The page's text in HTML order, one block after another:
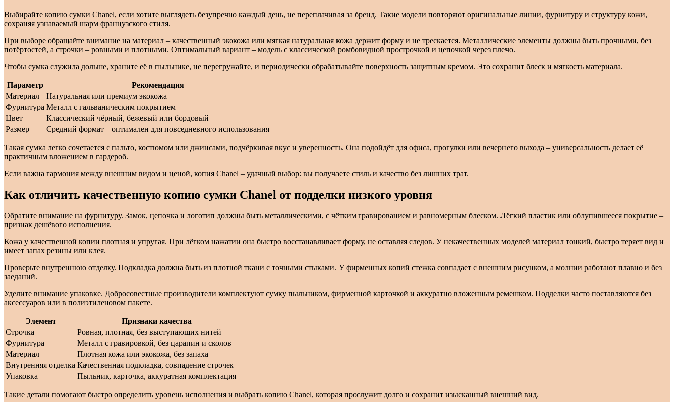
Выбирайте копию сумки Chanel, если хотите выглядеть безупречно каждый день, не переплачивая за бренд. Такие модели повторяют оригинальные линии, фурнитуру и структуру кожи,
сохраняя узнаваемый шарм французского стиля.
При выборе обращайте внимание на материал – качественный экокожа или мягкая натуральная кожа держит форму и не трескается. Металлические элементы должны быть прочными, без
потёртостей, а строчки – ровными и плотными. Оптимальный вариант – модель с классической ромбовидной прострочкой и цепочкой через плечо.
Чтобы сумка служила дольше, храните её в пыльнике, не перегружайте, и периодически обрабатывайте поверхность защитным кремом. Это сохранит блеск и мягкость материала.
Параметр
Рекомендация
Материал
Натуральная или премиум экокожа
Фурнитура Металл с гальваническим покрытием
Цвет
Классический чёрный, бежевый или бордовый
Размер
Средний формат – оптимален для повседневного использования
Такая сумка легко сочетается с пальто, костюмом или джинсами, подчёркивая вкус и уверенность. Она подойдёт для офиса, прогулки или вечернего выхода – универсальность делает её
практичным вложением в гардероб.
Если важна гармония между внешним видом и ценой, копия Chanel – удачный выбор: вы получаете стиль и качество без лишних трат.
Как отличить качественную копию сумки Chanel от подделки низкого уровня
Обратите внимание на фурнитуру. Замок, цепочка и логотип должны быть металлическими, с чётким гравированием и равномерным блеском. Лёгкий пластик или облупившееся покрытие –
признак дешёвого исполнения.
Кожа у качественной копии плотная и упругая. При лёгком нажатии она быстро восстанавливает форму, не оставляя следов. У некачественных моделей материал тонкий, быстро теряет вид и
имеет запах резины или клея.
Проверьте внутреннюю отделку. Подкладка должна быть из плотной ткани с точными стыками. У фирменных копий стежка совпадает с внешним рисунком, а молнии работают плавно и без
заеданий.
Уделите внимание упаковке. Добросовестные производители комплектуют сумку пыльником, фирменной карточкой и аккуратно вложенным ремешком. Подделки часто поставляются без
аксессуаров или в полиэтиленовом пакете.
Элемент
Признаки качества
Строчка
Ровная, плотная, без выступающих нитей
Фурнитура
Металл с гравировкой, без царапин и сколов
Материал
Плотная кожа или экокожа, без запаха
Внутренняя отделка Качественная подкладка, совпадение строчек
Упаковка
Пыльник, карточка, аккуратная комплектация
Такие детали помогают быстро определить уровень исполнения и выбрать копию Chanel, которая прослужит долго и сохранит изысканный внешний вид.